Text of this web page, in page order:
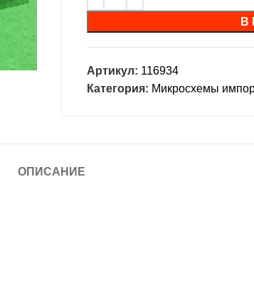
В
Артикул: 116934
Категория: Микросхемы
ОПИСАНИЕ